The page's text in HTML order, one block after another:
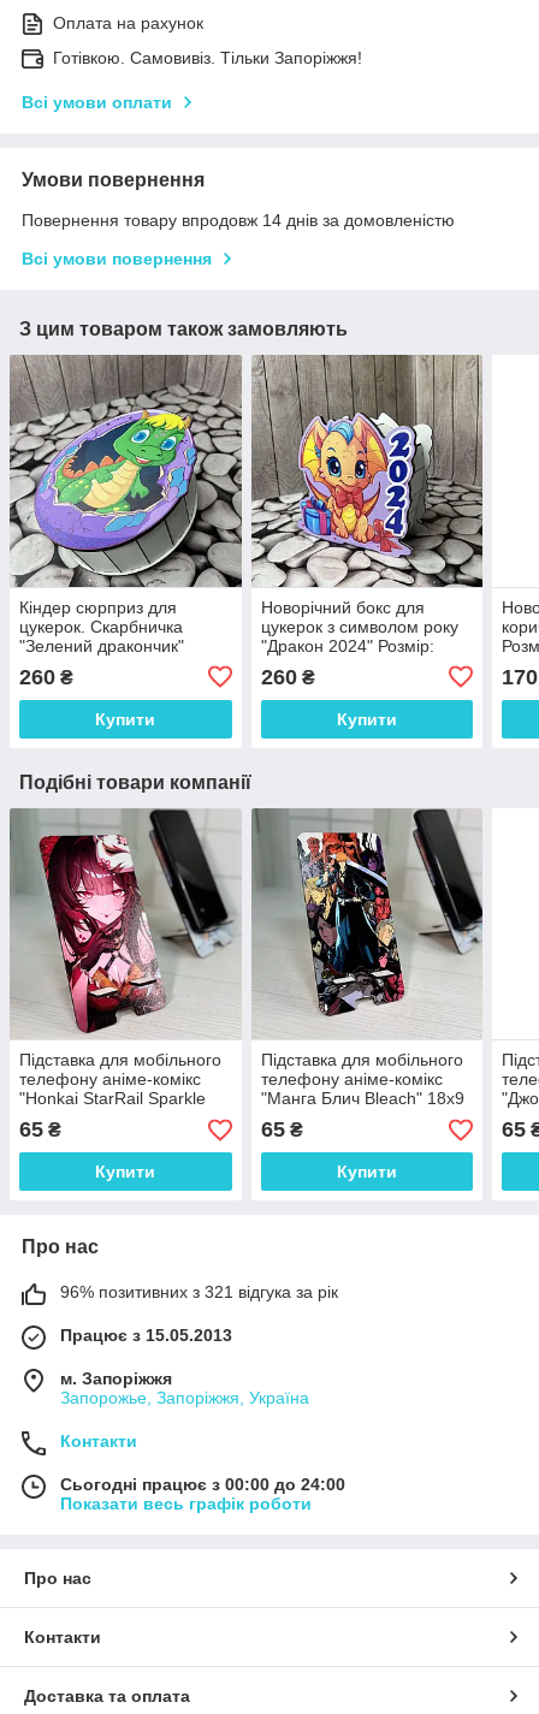
Оплата на рахунок
Готівкою. Самовивіз. Тільки Запоріжжя!
Всі умови оплати
Умови повернення
Повернення товару впродовж 14 днів за домовленістю
Всі умови повернення
З цим товаром також замовляють
Кіндер сюрприз для
цукерок. Скарбничка
"Зелений дракончик"
260 ₴
Купити
Новорічний бокс для
цукерок з символом року
"Дракон 2024" Розмір:
260₴
Купити
170
Подібні товари компанії
Підставка для мобільного
телефону аніме-комікс
"Honkai StarRail Sparkle
Іскорка" 18х9 см
65 ₴
Купити
Підставка для мобільного
телефону аніме-комікс
"Манга Блич Bleach" 18х9
см
65₴
Купити
65
Про нас
96% позитивних з 321 відгука за рік
Працює з 15.05.2013
м. Запоріжжя
Запорожье, Запоріжжя, Україна
Контакти
Сьогодні працює з 00:00 до 24:00
Показати весь графік роботи
Про нас
Контакти
Доставка та оплата